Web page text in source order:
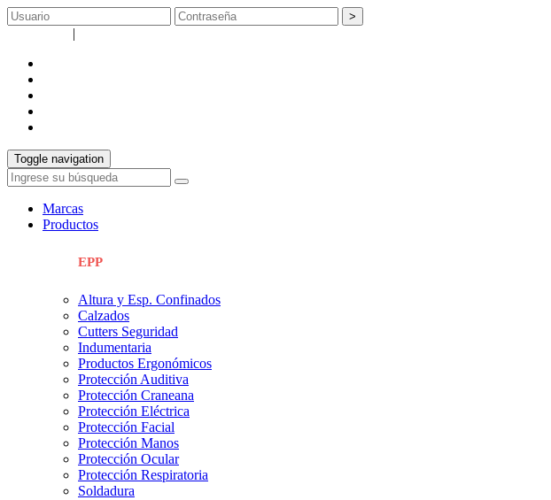
>
|
Toggle navigation
Marcas
Productos
EPP
Altura y Esp. Confinados
Calzados
Cutters Seguridad
Indumentaria
Productos Ergonómicos
Protección Auditiva
Protección Craneana
Protección Eléctrica
Protección Facial
Protección Manos
Protección Ocular
Protección Respiratoria
Soldadura